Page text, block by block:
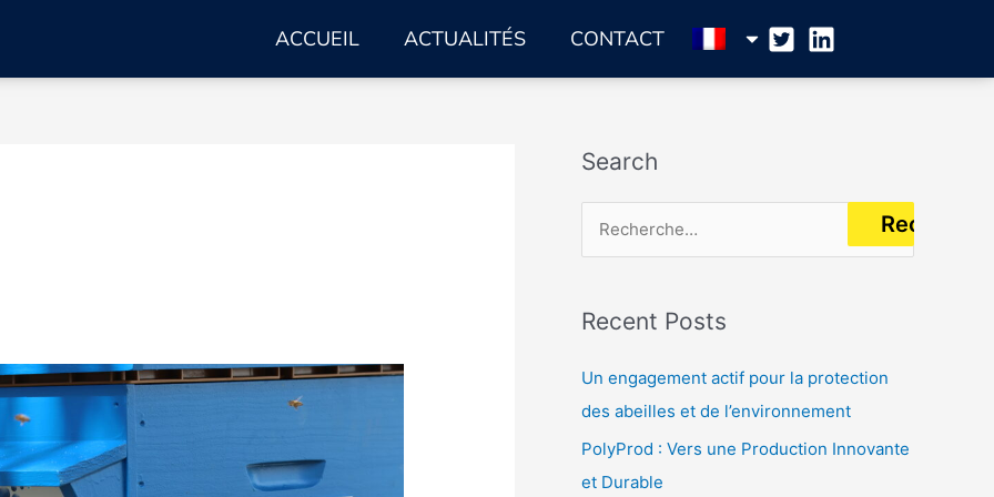
ACCUEIL ACTUALITÉS CONTACT
Search
h
e
Recent Posts
Un engagement actif pour la protection
des abeilles et de l’environnement
PolyProd : Vers une Production Innovante
et Durable